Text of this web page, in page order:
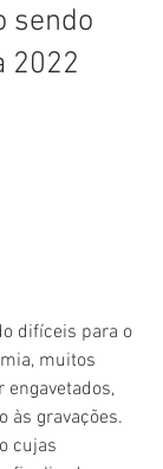
sendo
2022
difíceis para o
muitos
às gravações.
cujas